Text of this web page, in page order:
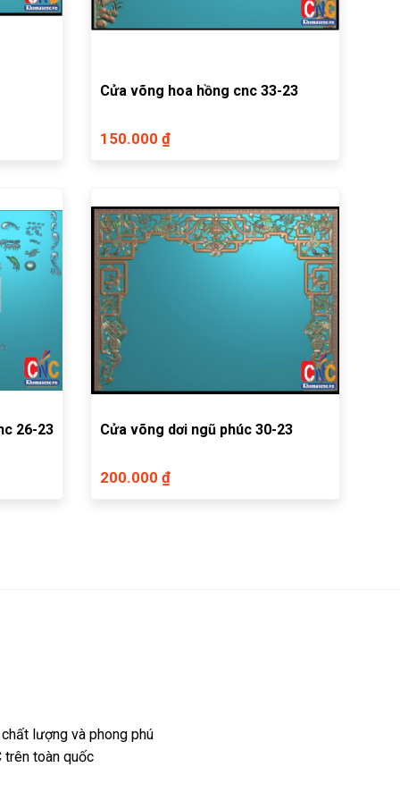
Cửa võng hoa hồng cnc 33-23
150.000 ₫
26-23 Cửa võng dơi ngũ phúc 30-23
200.000 ₫
lượng và phong phú
trên toàn quốc